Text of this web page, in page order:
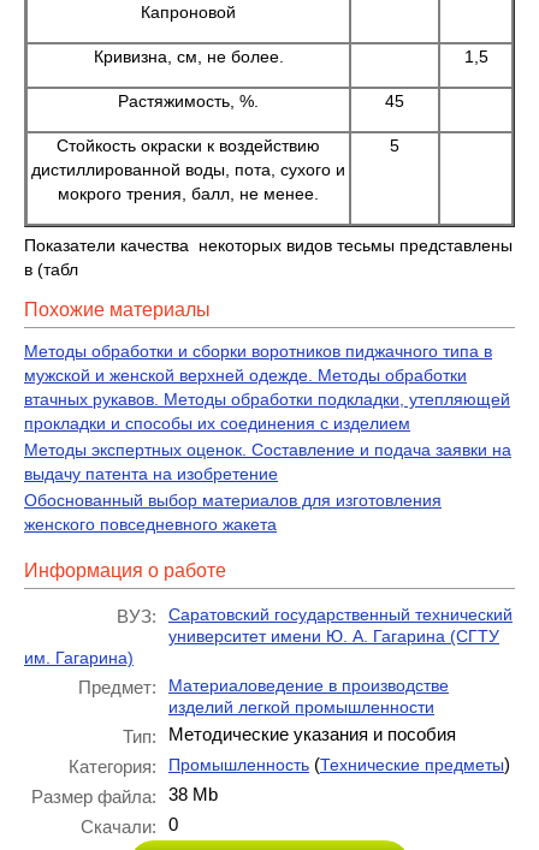
Капроновой
Кривизна, см, не более. 1,5
Растяжимость, %. 45
Стойкость окраски к воздействию
дистиллированной воды, пота, сухого и
мокрого трения, балл, не менее.
5
Показатели качества некоторых видов тесьмы представлены
в (табл
Похожие материалы
Методы обработки и сборки воротников пиджачного типа в
мужской и женской верхней одежде. Методы обработки
втачных рукавов. Методы обработки подкладки, утепляющей
прокладки и способы их соединения с изделием
Методы экспертных оценок. Составление и подача заявки на
выдачу патента на изобретение
Обоснованный выбор материалов для изготовления
женского повседневного жакета
Информация о работе
ВУЗ:
Саратовский государственный технический
университет имени Ю. А. Гагарина (СГТУ
им. Гагарина)
Предмет:
Материаловедение в производстве
изделий легкой промышленности
Тип:
Методические указания и пособия
Категория:
Промышленность (Технические предметы)
Размер файла:
38 Mb
Скачали:
0